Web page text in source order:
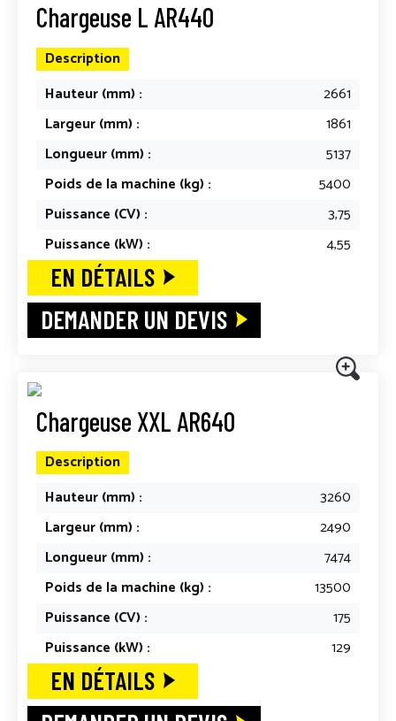
Chargeuse L AR440
Description
Hauteur (mm) :
2661
Largeur (mm) :
1861
Longueur (mm) :
5137
Poids de la machine (kg) :
5400
Puissance (CV) :
3,75
Puissance (kW) :
4,55
EN DÉTAILS
DEMANDER UN DEVIS
Chargeuse XXL AR640
Description
Hauteur (mm) :
3260
Largeur (mm) :
2490
Longueur (mm) :
7474
Poids de la machine (kg) :
13500
Puissance (CV) :
175
Puissance (kW) :
129
EN DÉTAILS